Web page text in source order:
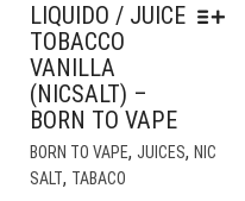
LIQUIDO / JUICE
TOBACCO
VANILLA
(NICSALT) –
BORN TO VAPE
BORN TO VAPE, JUICES, NIC
SALT, TABACO